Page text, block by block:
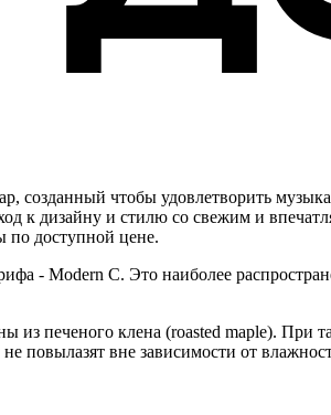
созданный чтобы удовлетворить
к дизайну и стилю со свежим и
по доступной цене.
- Modern C. Это наиболее
из печеного клена (roasted maple). При
повылазят вне зависимости от